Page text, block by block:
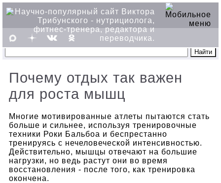
Почему отдых так важен
для роста мышц
Многие мотивированные атлеты пытаются стать
больше и сильнее, используя тренировочные
техники Роки Бальбоа и беспрестанно
тренируясь с нечеловеческой интенсивностью.
Действительно, мышцы отвечают на большие
нагрузки, но ведь растут они во время
восстановления - после того, как тренировка
окончена.